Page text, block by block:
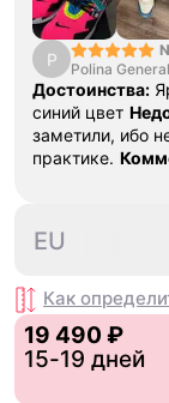
P Polina
Достоинства:
синий цвет
заметили, ибо
практике.
EU
Как
19 490 ₽
15-19 дней